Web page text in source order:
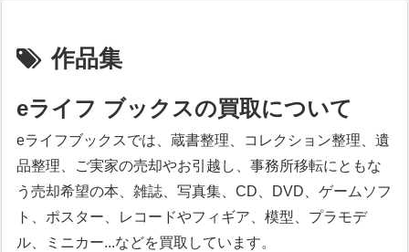
作品集
eライフ ブックスの買取について
eライフブックスでは、蔵書整理、コレクション整理、遺
品整理、ご実家の売却やお引越し、事務所移転にともな
う売却希望の本、雑誌、写真集、CD、DVD、ゲームソフ
ト、ポスター、レコードやフィギア、模型、プラモデ
ル、ミニカー...などを買取しています。